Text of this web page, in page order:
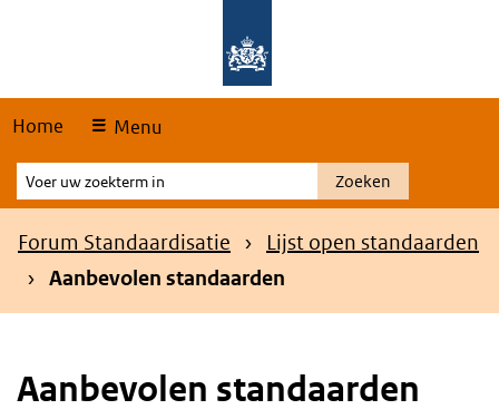
Home Menu
Voer
uw
zoekterm
Zoeken
Kruimelpad
Forum Standaardisatie
Lijst open standaarden
Aanbevolen standaarden
Aanbevolen standaarden